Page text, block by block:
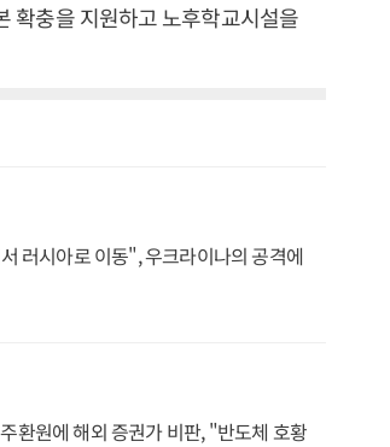
확충을 지원하고 노후학교시설을
러시아로 이동", 우크라이나의 공격에
환원에 해외 증권가 비판, "반도체 호황